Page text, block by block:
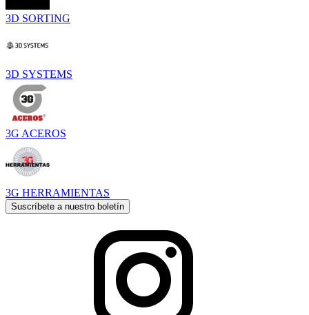
3D SORTING
3D SYSTEMS
3G ACEROS
3G HERRAMIENTAS
Suscríbete a nuestro boletín